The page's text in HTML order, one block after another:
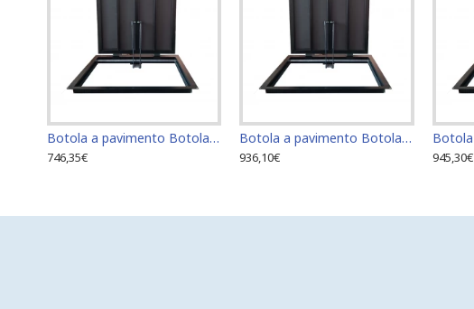
Botola a pavimento Botola di accesso Botola di ispezione 60 cm x 60 cm
746,35€
Botola a pavimento Botola di accesso Botola di ispezione 60 cm x 70 cm "H"
936,10€ 945,30€